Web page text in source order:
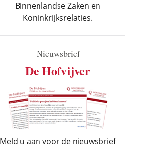
Binnenlandse Zaken en
Koninkrijksrelaties.
Nieuwsbrief
De Hofvijver
Meld u aan voor de nieuwsbrief